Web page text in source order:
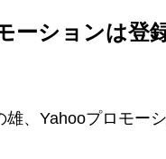
ーションは登
雄、Yahooプロモー